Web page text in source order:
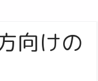
向けの